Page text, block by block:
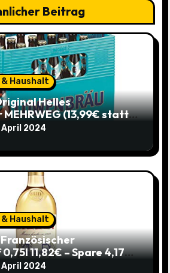
Beitrag
Haushalt
Helles
(13,99€ statt
Münchner
April 2024
Haushalt
11,82€ – Spare 4,17€
April 2024